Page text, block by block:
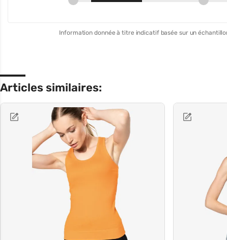
Information donnée à titre indicatif basée sur un
Articles similaires: